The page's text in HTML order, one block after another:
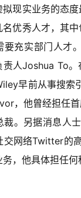
拟现实业务的态
名优秀人才，其
要充实部门人才
责人Joshua To
早前从事搜索
，他曾经担任
裁。另据消息人
交网络Twitter的
，他具体担任何